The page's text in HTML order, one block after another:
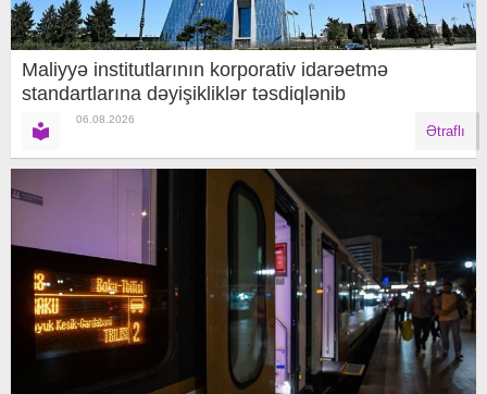
Maliyyə institutlarının korporativ idarəetmə
standartlarına dəyişikliklər təsdiqlənib
06.08.2026
Ətraflı